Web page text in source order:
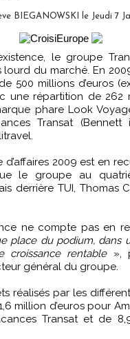
BIEGANOWSKI le Jeudi 7
du marché. En
500 millions d’euros
une répartition de 262
phare Look
Transat
d’affaires 2009 est en
le groupe au
derrière TUI, Thomas
ne compte pas en
place du podium, dans
croissance rentable»,
général du groupe.
réalisés par les
million d’euros pour
Transat et de